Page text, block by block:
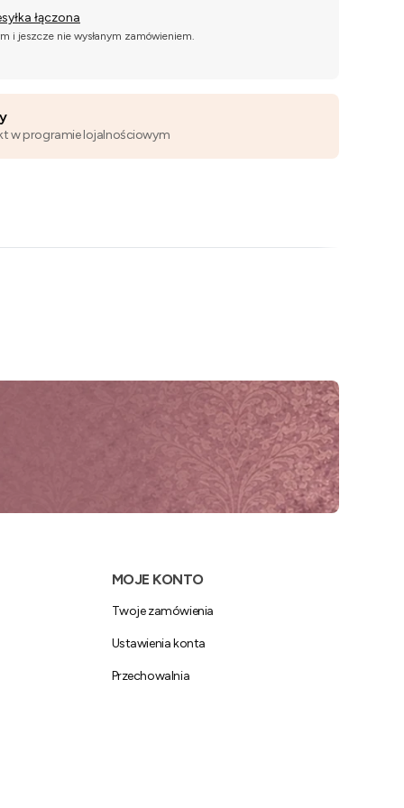
łączona
i jeszcze nie wysłanym zamówieniem.
w programie lojalnościowym
MOJE KONTO
Twoje zamówienia
Ustawienia konta
Przechowalnia